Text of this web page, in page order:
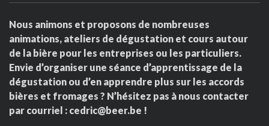
Nous animons et proposons de nombreuses
animations, ateliers de dégustation et cours autour
de la bière pour les entreprises ou les particuliers.
Envie d’organiser une séance d’apprentissage de la
dégustation ou d’en apprendre plus sur les accords
bières et fromages ? N’hésitez pas à nous contacter
par courriel : cedric@beer.be !